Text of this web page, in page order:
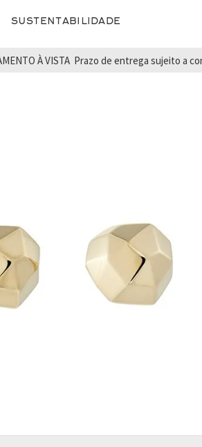
Sustentabilidade
À VISTA Prazo de entrega sujeito a